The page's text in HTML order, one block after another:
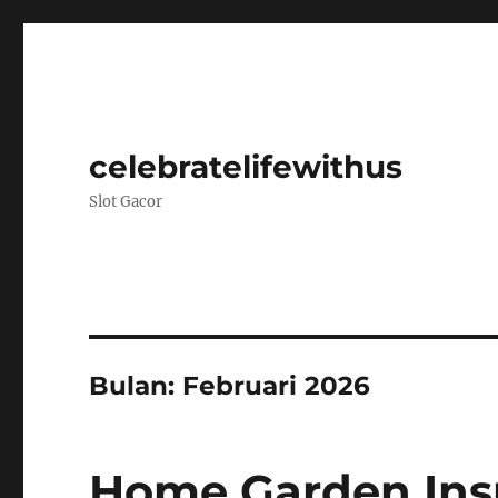
celebratelifewithus
Slot Gacor
Bulan: Februari 2026